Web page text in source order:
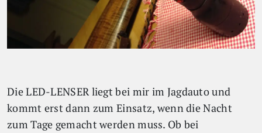
Die LED-LENSER liegt bei mir im Jagdauto und
kommt erst dann zum Einsatz, wenn die Nacht
zum Tage gemacht werden muss. Ob bei